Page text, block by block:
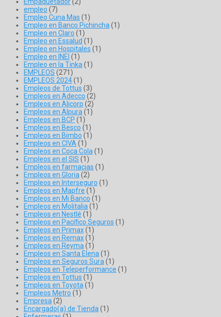
Empaquetador(2)
empleo (7)
Empleo Cuna Mas (1)
Empleo en Banco Pichincha(1)
Empleo en Claro (1)
Empleo en Essalud (1)
Empleo en Hospitales (1)
Empleo en INEI (1)
Empleo en la Tinka(1)
EMPLEOS (271)
EMPLEOS 2024(1)
Empleos de Tottus (3)
Empleos en Adecco (2)
Empleos en Alicorp (2)
Empleos en Alpura(1)
Empleos en BCP (1)
Empleos en Besco (1)
Empleos en Bimbo (1)
Empleos en CIVA(1)
Empleos en Coca Cola(1)
Empleos en el SIS (1)
Empleos en farmacias (1)
Empleos en Gloria(2)
Empleos en Interseguro (1)
Empleos en Mapfre (1)
Empleos en Mi Banco (1)
Empleos en Molitalia(1)
Empleos en Nestlé (1)
Empleos en Pacífico Seguros (1)
Empleos en Primax(1)
Empleos en Remax(1)
Empleos en Reyma(1)
Empleos en Santa Elena(1)
Empleos en Seguros Sura(1)
Empleos en Teleperformance (1)
Empleos en Tottus (1)
Empleos en Toyota(1)
Empleos Metro (1)
Empresa(2)
Encargado(a) de Tienda(1)